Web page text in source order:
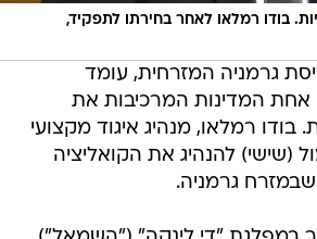
בודו רמלאו לאחר בחירתו לתפקיד,
גרמניה המזרחית, עומד
אחת המדינות המרכיבות את
בודו רמלאו, מנהיג איגוד מקצועי
(שישי) להנהיג את הקואליציה
שבמזרח גרמניה.